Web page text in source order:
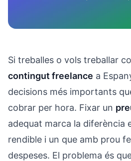
Si treballes o vols treballar
contingut freelance a
decisions més importants
cobrar per hora. Fixar un
adequat marca la diferència
rendible i un que amb prou
despeses. El problema és